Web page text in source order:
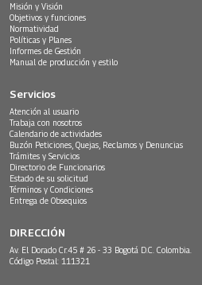
Misión y Visión
Objetivos y funciones
Normatividad
Políticas y Planes
Informes de Gestión
Manual de producción y estilo
Servicios
Atención al usuario
Trabaja con nosotros
Calendario de actividades
Buzón Peticiones, Quejas, Reclamos y Denuncias
Trámites y Servicios
Directorio de Funcionarios
Estado de su solicitud
Términos y Condiciones
Entrega de Obsequios
DIRECCIÓN
Av. El Dorado Cr.45 # 26 - 33 Bogotá D.C. Colombia.
Código Postal: 111321